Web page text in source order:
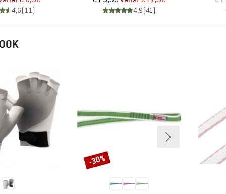
4,6(11) 4,9(41)
Korting
-30%